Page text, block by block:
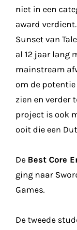
niet in een
award
Sunset van
al 12 jaar lang
mainstream
om de
zien en verder
project is ook
ooit die een
De Best Core
ging naar
Games.
De tweede